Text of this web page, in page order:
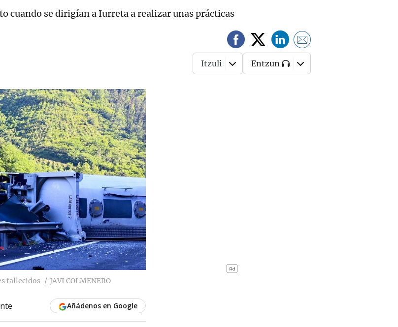
cuando se dirigían a Iurreta a realizar unas prácticas
Itzuli Entzun
fallecidos JAVI COLMENERO
Añádenos en Google